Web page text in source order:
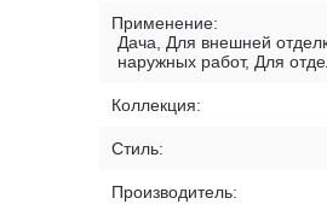
Применение:
Дача, Для внешней
наружных работ, Для
Коллекция:
Стиль:
Производитель: